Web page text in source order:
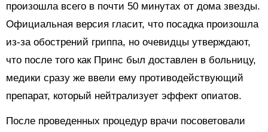
произошла всего в почти 50 минутах от дома звезды.
Официальная версия гласит, что посадка произошла
из-за обострений гриппа, но очевидцы утверждают,
что после того как Принс был доставлен в больницу,
медики сразу же ввели ему противодействующий
препарат, который нейтрализует эффект опиатов.
После проведенных процедур врачи посоветовали